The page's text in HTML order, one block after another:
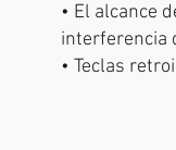
• El alcance
interferencia
• Teclas